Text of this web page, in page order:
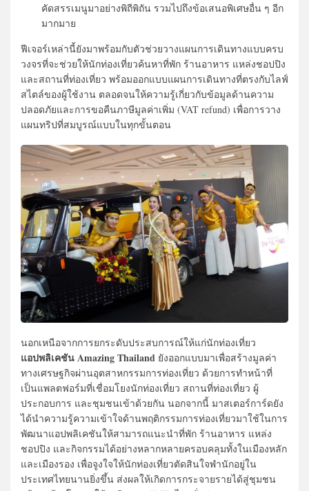
คัดสรรเมนูมาอย่างพิถีพิถัน รวมไปถึงข้อเสนอพิเศษอื่น ๆ อีก
มากมาย
ฟีเจอร์เหล่านี้ยังมาพร้อมกับตัวช่วยวางแผนการเดินทางแบบครบ
วงจรที่จะช่วยให้นักท่องเที่ยวค้นหาที่พัก ร้านอาหาร แหล่งชอปปิง
และสถานที่ท่องเที่ยว พร้อมออกแบบแผนการเดินทางที่ตรงกับไลฟ์
สไตล์ของผู้ใช้งาน ตลอดจนให้ความรู้เกี่ยวกับข้อมูลด้านความ
ปลอดภัยและการขอคืนภาษีมูลค่าเพิ่ม (VAT refund) เพื่อการวาง
แผนทริปที่สมบูรณ์แบบในทุกขั้นตอน
นอกเหนือจากการยกระดับประสบการณ์ให้แก่นักท่องเที่ยว
แอปพลิเคชัน Amazing Thailand ยังออกแบบมาเพื่อสร้างมูลค่า
ทางเศรษฐกิจผ่านอุตสาหกรรมการท่องเที่ยว ด้วยการทำหน้าที่
เป็นแพลตฟอร์มที่เชื่อมโยงนักท่องเที่ยว สถานที่ท่องเที่ยว ผู้
ประกอบการ และชุมชนเข้าด้วยกัน นอกจากนี้ มาสเตอร์การ์ดยัง
ได้นำความรู้ความเข้าใจด้านพฤติกรรมการท่องเที่ยวมาใช้ในการ
พัฒนาแอปพลิเคชันให้สามารถแนะนำที่พัก ร้านอาหาร แหล่ง
ชอปปิง และกิจกรรมได้อย่างหลากหลายครอบคลุมทั้งในเมืองหลัก
และเมืองรอง เพื่อจูงใจให้นักท่องเที่ยวตัดสินใจพำนักอยู่ใน
ประเทศไทยนานยิ่งขึ้น ส่งผลให้เกิดการกระจายรายได้สู่ชุมชน